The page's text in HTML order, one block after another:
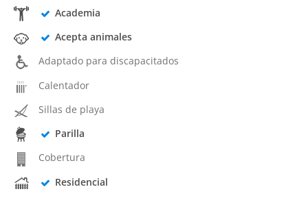
Academia
Acepta animales
Adaptado para discapacitados
Calentador
Sillas de playa
Parilla
Cobertura
Residencial